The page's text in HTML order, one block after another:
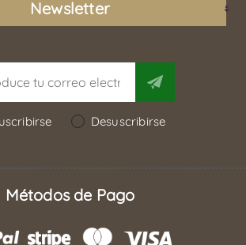
Newsletter
Desuscribirse
Métodos de Pago